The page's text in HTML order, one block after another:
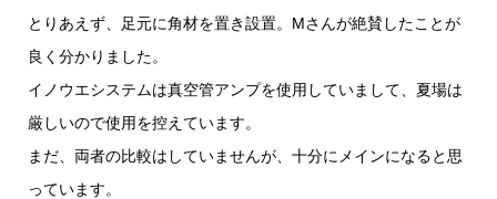
とりあえず、足元に角材を置き設置。Mさんが絶賛したことが
良く 分かりました。
イノウエシステムは真空管アンプを使用していまして、夏場は
厳しいので使用を控えています。
まだ、両者の比較はしていませんが、十分にメインになると思
っています。